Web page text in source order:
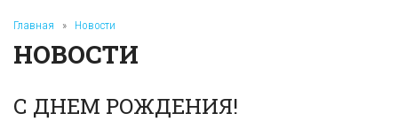
Главная » Новости
НОВОСТИ
С ДНЕМ РОЖДЕНИЯ!